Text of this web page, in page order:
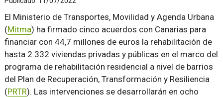
El Ministerio de Transportes, Movilidad y Agenda Urbana
(Mitma) ha firmado cinco acuerdos con Canarias para
financiar con 44,7 millones de euros la rehabilitación de
hasta 2.332 viviendas privadas y públicas en el marco del
programa de rehabilitación residencial a nivel de barrios
del Plan de Recuperación, Transformación y Resiliencia
(PRTR). Las intervenciones se desarrollarán en ocho